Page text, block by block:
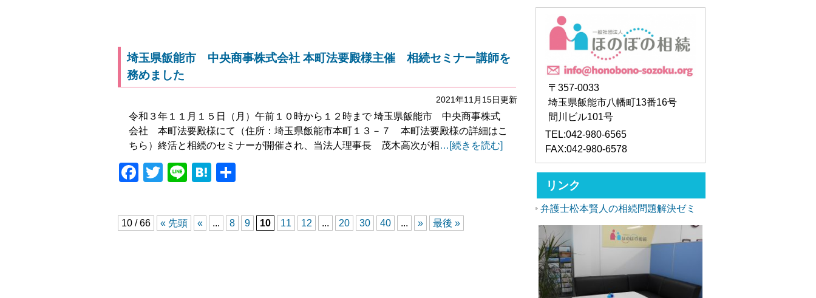
埼玉県飯能市 中央商事株式会社 本町法要殿様主催 相続セミナー講師を
務めました
2021年11月15日更新
令和３年１１月１５日（月）午前１０時から１２時まで 埼玉県飯能市 中央商事株式
会社 本町法要殿様にて（住所：埼玉県飯能市本町１３－７ 本町法要殿様の詳細はこ
ちら）終活と相続のセミナーが開催され、当法人理事長 茂木高次が相…[続きを読む]
Facebook
TwitterLineHatena
10 / 66 « 先頭 « ... 8 9 10 11 12 ... 20 30 40 ... » 最後 »
〒357-0033
埼玉県飯能市八幡町13番16号
間川ビル101号
TEL:042-980-6565
FAX:042-980-6578
リンク
弁護士松本賢人の相続問題解決ゼミ